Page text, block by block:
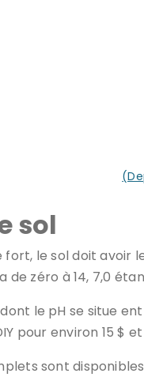
sol
le sol doit avoir
de zéro à 14, 7,0
le pH se situe
pour environ 15 $
sont